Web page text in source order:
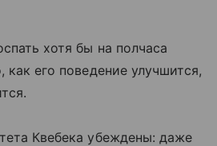
хотя бы на полчаса
его поведение улучшится,
Квебека убеждены: даже